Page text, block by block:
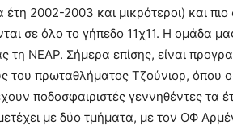
2002-2003 και μικρότεροι) και
σε όλο το γήπεδο 11χ11. Η ομάδα μας
τη ΝΕΑΡ. Σήμερα επίσης, είναι
του πρωταθλήματος Τζούνιορ, όπου
ποδοσφαιριστές γεννηθέντες τα
με δύο τμήματα, με τον ΟΦ